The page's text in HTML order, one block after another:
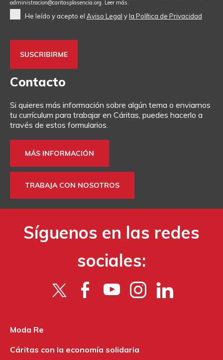
administracion@caritasplasencia.org. Leer más.
He leído y acepto el Aviso Legal yla Política de Privacidad
Contacto
Si quieres más información sobre algún tema o enviarnos
tu currículum para trabajar en Cáritas, puedes hacerlo a
través de estos formularios.
MÁS INFORMACIÓN
TRABAJA CON NOSOTROS
Síguenos en las redes
sociales:
Moda Re
Cáritas con la economía solidaria